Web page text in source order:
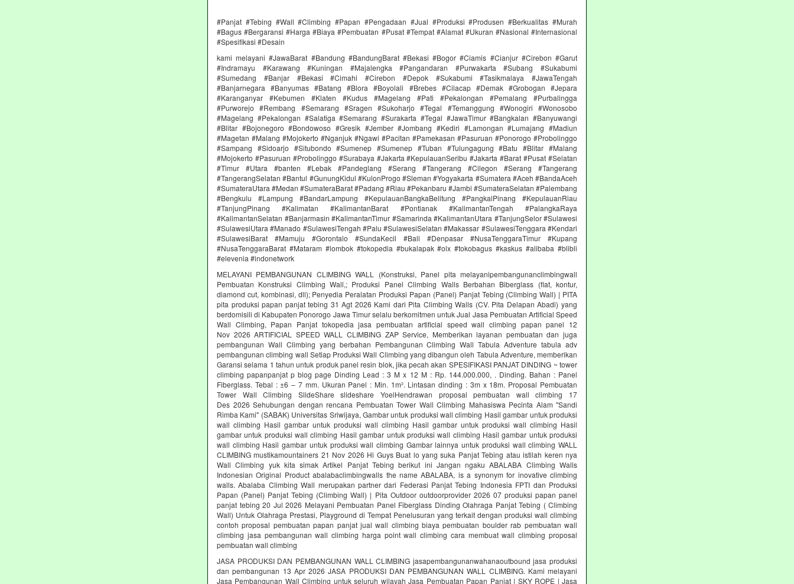
#Panjat #Tebing #Wall #Climbing #Papan #Pengadaan #Jual #Produksi #Produsen #Berkualitas #Murah
#Bagus #Bergaransi #Harga #Biaya #Pembuatan #Pusat #Tempat #Alamat #Ukuran #Nasional #Internasional
#Spesifikasi #Desain
kami melayani #JawaBarat #Bandung #BandungBarat #Bekasi #Bogor #Ciamis #Cianjur #Cirebon #Garut
#Indramayu #Karawang #Kuningan #Majalengka #Pangandaran #Purwakarta #Subang #Sukabumi
#Sumedang #Banjar #Bekasi #Cimahi #Cirebon #Depok #Sukabumi #Tasikmalaya #JawaTengah
#Banjarnegara #Banyumas #Batang #Blora #Boyolali #Brebes #Cilacap #Demak #Grobogan #Jepara
#Karanganyar #Kebumen #Klaten #Kudus #Magelang #Pati #Pekalongan #Pemalang #Purbalingga
#Purworejo #Rembang #Semarang #Sragen #Sukoharjo #Tegal #Temanggung #Wonogiri #Wonosobo
#Magelang #Pekalongan #Salatiga #Semarang #Surakarta #Tegal #JawaTimur #Bangkalan #Banyuwangi
#Blitar #Bojonegoro #Bondowoso #Gresik #Jember #Jombang #Kediri #Lamongan #Lumajang #Madiun
#Magetan #Malang #Mojokerto #Nganjuk #Ngawi #Pacitan #Pamekasan #Pasuruan #Ponorogo #Probolinggo
#Sampang #Sidoarjo #Situbondo #Sumenep #Sumenep #Tuban #Tulungagung #Batu #Blitar #Malang
#Mojokerto #Pasuruan #Probolinggo #Surabaya #Jakarta #KepulauanSeribu #Jakarta #Barat #Pusat #Selatan
#Timur #Utara #banten #Lebak #Pandeglang #Serang #Tangerang #Cilegon #Serang #Tangerang
#TangerangSelatan #Bantul #GunungKidul #KulonProgo #Sleman #Yogyakarta #Sumatera #Aceh #BandaAceh
#SumateraUtara #Medan #SumateraBarat #Padang #Riau #Pekanbaru #Jambi #SumateraSelatan #Palembang
#Bengkulu #Lampung #BandarLampung #KepulauanBangkaBelitung #PangkalPinang #KepulauanRiau
#TanjungPinang #Kalimatan #KalimantanBarat #Pontianak #KalimantanTengah #PalangkaRaya
#KalimantanSelatan #Banjarmasin #KalimantanTimur #Samarinda #KalimantanUtara #TanjungSelor #Sulawesi
#SulawesiUtara #Manado #SulawesiTengah #Palu #SulawesiSelatan #Makassar #SulawesiTenggara #Kendari
#SulawesiBarat #Mamuju #Gorontalo #SundaKecil #Bali #Denpasar #NusaTenggaraTimur #Kupang
#NusaTenggaraBarat #Mataram #lombok #tokopedia #bukalapak #olx #tokobagus #kaskus #alibaba #blibli
#elevenia #indonetwork
MELAYANI PEMBANGUNAN CLIMBING WALL (Konstruksi, Panel pita melayanipembangunanclimbingwall
Pembuatan Konstruksi Climbing Wall,; Produksi Panel Climbing Walls Berbahan Biberglass (flat, kontur,
diamond cut, kombinasi, dll); Penyedia Peralatan Produksi Papan (Panel) Panjat Tebing (Climbing Wall) | PITA
pita produksi papan panjat tebing 31 Agt 2026 Kami dari Pita Climbing Walls (CV. Pita Delapan Abadi) yang
berdomisili di Kabupaten Ponorogo Jawa Timur selalu berkomitmen untuk Jual Jasa Pembuatan Artificial Speed
Wall Climbing, Papan Panjat tokopedia jasa pembuatan artificial speed wall climbing papan panel 12
Nov 2026 ARTIFICIAL SPEED WALL CLIMBING ZAP Service, Memberikan layanan pembuatan dan juga
pembangunan Wall Climbing yang berbahan Pembangunan Climbing Wall Tabula Adventure tabula adv
pembangunan climbing wall Setiap Produksi Wall Climbing yang dibangun oleh Tabula Adventure, memberikan
Garansi selama 1 tahun untuk produk panel resin blok, jika pecah akan SPESIFIKASI PANJAT DINDING ~ tower
climbing papanpanjat p blog page Dinding Lead : 3 M x 12 M : Rp. 144.000.000, . Dinding. Bahan : Panel
Fiberglass. Tebal : ±6 – 7 mm. Ukuran Panel : Min. 1m². Lintasan dinding : 3m x 18m. Proposal Pembuatan
Tower Wall Climbing SlideShare slideshare YoelHendrawan proposal pembuatan wall climbing 17
Des 2026 Sehubungan dengan rencana Pembuatan Tower Wall Climbing Mahasiswa Pecinta Alam "Sandi
Rimba Kami" (SABAK) Universitas Sriwijaya, Gambar untuk produksi wall climbing Hasil gambar untuk produksi
wall climbing Hasil gambar untuk produksi wall climbing Hasil gambar untuk produksi wall climbing Hasil
gambar untuk produksi wall climbing Hasil gambar untuk produksi wall climbing Hasil gambar untuk produksi
wall climbing Hasil gambar untuk produksi wall climbing Gambar lainnya untuk produksi wall climbing WALL
CLIMBING mustikamountainers 21 Nov 2026 Hi Guys Buat lo yang suka Panjat Tebing atau istilah keren nya
Wall Climbing yuk kita simak Artikel Panjat Tebing berikut ini Jangan ngaku ABALABA Climbing Walls
Indonesian Original Product abalabaclimbingwalls the name ABALABA, is a synonym for inovative climbing
walls. Abalaba Climbing Wall merupakan partner dari Federasi Panjat Tebing Indonesia FPTI dan Produksi
Papan (Panel) Panjat Tebing (Climbing Wall) | Pita Outdoor outdoorprovider 2026 07 produksi papan panel
panjat tebing 20 Jul 2026 Melayani Pembuatan Panel Fiberglass Dinding Olahraga Panjat Tebing ( Climbing
Wall) Untuk Olahraga Prestasi, Playground di Tempat Penelusuran yang terkait dengan produksi wall climbing
contoh proposal pembuatan papan panjat jual wall climbing biaya pembuatan boulder rab pembuatan wall
climbing jasa pembangunan wall climbing harga point wall climbing cara membuat wall climbing proposal
pembuatan wall climbing
JASA PRODUKSI DAN PEMBANGUNAN WALL CLIMBING jasapembangunanwahanaoutbound jasa produksi
dan pembangunan 13 Apr 2026 JASA PRODUKSI DAN PEMBANGUNAN WALL CLIMBING. Kami melayani
Jasa Pembangunan Wall Climbing untuk seluruh wilayah Jasa Pembuatan Papan Panjat | SKY ROPE | Jasa